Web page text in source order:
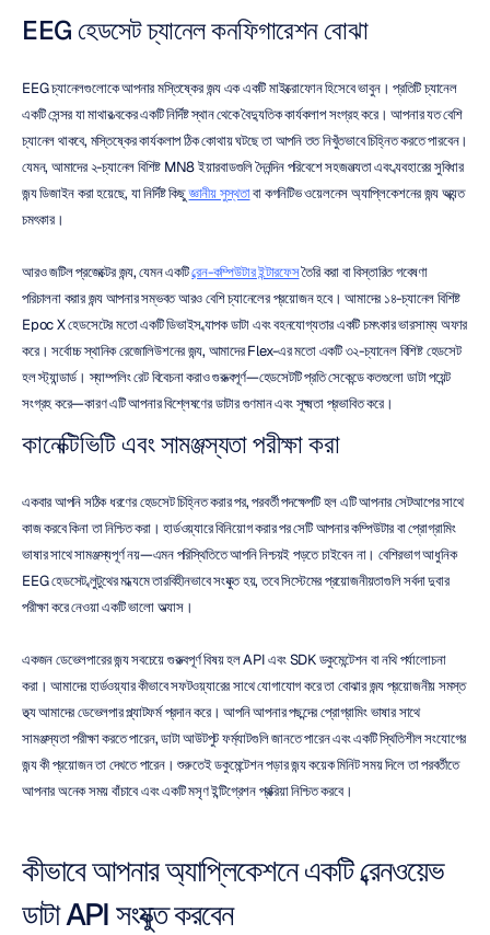
EEG হেডসেট চ্যানেল কনফিগারেশন বোঝা
EEG চ্যানেলগুলোকে আপনার মস্তিষ্কের জন্য এক একটি মাইক্রোফোন হিসেবে ভাবুন। প্রতিটি চ্যানেল
একটি সেন্সর যা মাথার ত্বকের একটি নির্দিষ্ট স্থান থেকে বৈদ্যুতিক কার্যকলাপ সংগ্রহ করে। আপনার যত বেশি
চ্যানেল থাকবে, মস্তিষ্কের কার্যকলাপ ঠিক কোথায় ঘটছে তা আপনি তত নিখুঁতভাবে চিহ্নিত করতে পারবেন।
যেমন, আমাদের ২-চ্যানেল বিশিষ্ট MN8 ইয়ারবাডগুলি দৈনন্দিন পরিবেশে সহজলভ্যতা এবং ব্যবহারের সুবিধার
জন্য ডিজাইন করা হয়েছে, যা নির্দিষ্ট কিছু জ্ঞানীয় সুস্থতা বা কগনিটিভ ওয়েলনেস অ্যাপ্লিকেশনের জন্য অত্যন্ত
চমৎকার।
আরও জটিল প্রজেক্টের জন্য, যেমন একটি ব্রেন-কম্পিউটার ইন্টারফেস তৈরি করা বা বিস্তারিত গবেষণা
পরিচালনা করার জন্য আপনার সম্ভবত আরও বেশি চ্যানেলের প্রয়োজন হবে। আমাদের ১৪-চ্যানেল বিশিষ্ট
Epoc X হেডসেটের মতো একটি ডিভাইস ব্যাপক ডাটা এবং বহনযোগ্যতার একটি চমৎকার ভারসাম্য অফার
করে। সর্বোচ্চ স্থানিক রেজোলিউশনের জন্য, আমাদের Flex-এর মতো একটি ৩২-চ্যানেল বিশিষ্ট হেডসেট
হল স্ট্যান্ডার্ড। স্যাম্পলিং রেট বিবেচনা করাও গুরুত্বপূর্ণ—হেডসেটটি প্রতি সেকেন্ডে কতগুলো ডাটা পয়েন্ট
সংগ্রহ করে—কারণ এটি আপনার বিশ্লেষণের ডাটার গুণমান এবং সূক্ষ্মতা প্রভাবিত করে।
কানেক্টিভিটি এবং সামঞ্জস্যতা পরীক্ষা করা
একবার আপনি সঠিক ধরণের হেডসেট চিহ্নিত করার পর, পরবর্তী পদক্ষেপটি হল এটি আপনার সেটআপের সাথে
কাজ করবে কিনা তা নিশ্চিত করা। হার্ডওয়্যারে বিনিয়োগ করার পর সেটি আপনার কম্পিউটার বা প্রোগ্রামিং
ভাষার সাথে সামঞ্জস্যপূর্ণ নয়—এমন পরিস্থিতিতে আপনি নিশ্চয়ই পড়তে চাইবেন না। বেশিরভাগ আধুনিক
EEG হেডসেট ব্লুটুথের মাধ্যমে তারবিহীনভাবে সংযুক্ত হয়, তবে সিস্টেমের প্রয়োজনীয়তাগুলি সর্বদা দুবার
পরীক্ষা করে নেওয়া একটি ভালো অভ্যাস।
একজন ডেভেলপারের জন্য সবচেয়ে গুরুত্বপূর্ণ বিষয় হল API এবং SDK ডকুমেন্টেশন বা নথি পর্যালোচনা
করা। আমাদের হার্ডওয়্যার কীভাবে সফটওয়্যারের সাথে যোগাযোগ করে তা বোঝার জন্য প্রয়োজনীয় সমস্ত
তথ্য আমাদের ডেভেলপার প্ল্যাটফর্ম প্রদান করে। আপনি আপনার পছন্দের প্রোগ্রামিং ভাষার সাথে
সামঞ্জস্যতা পরীক্ষা করতে পারেন, ডাটা আউটপুট ফর্ম্যাটগুলি জানতে পারেন এবং একটি স্থিতিশীল সংযোগের
জন্য কী প্রয়োজন তা দেখতে পারেন। শুরুতেই ডকুমেন্টেশন পড়ার জন্য কয়েক মিনিট সময় দিলে তা পরবর্তীতে
আপনার অনেক সময় বাঁচাবে এবং একটি মসৃণ ইন্টিগ্রেশন প্রক্রিয়া নিশ্চিত করবে।
কীভাবে আপনার অ্যাপ্লিকেশনে একটি ব্রেনওয়েভ
ডাটা API সংযুক্ত করবেন